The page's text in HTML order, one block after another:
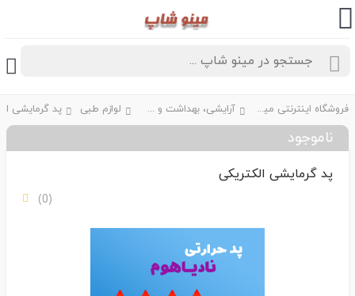
فروشگاه اینترنتی مینو شاپ آرایشی، بهداشت و سلامت لوازم طبی پد گرمایشی
ناموجود
پد گرمایشی الکتریکی
(0)